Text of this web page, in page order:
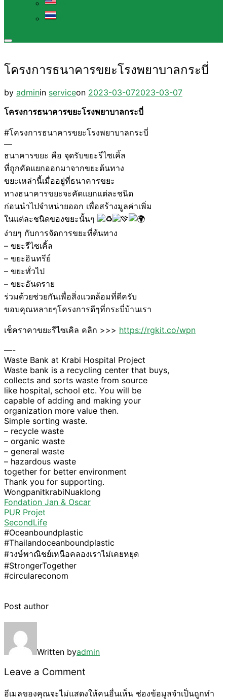
Toggle
navigation
โครงการธนาคารขยะโรงพยาบาลกระบี่
by adminin serviceon Posted
2023-03-072023-03-07
โครงการธนาคารขยะโรงพยาบาลกระบี่
#โครงการธนาคารขยะโรงพยาบาลกระบี่
—
ธนาคารขยะ คือ จุดรับขยะรีไซเคิ้ล
ที่ถูกคัดแยกออกมาจากขยะต้นทาง
ขยะเหล่านี้เมื่ออยู่ที่ธนาคารขยะ
ทางธนาคารขยะจะคัดแยกแต่ละชนิด
ก่อนนำไปจำหน่ายออก เพื่อสร้างมูลค่าเพิ่ม
ในแต่ละชนิดของขยะนั้นๆ
ง่ายๆ กับการจัดการขยะที่ต้นทาง
– ขยะรีไซเคิ้ล
– ขยะอินทรีย์
– ขยะทั่วไป
– ขยะอันตราย
ร่วมด้วยช่วยกันเพื่อสิ่งแวดล้อมที่ดีครับ
ขอบคุณหลายๆโครงการดีๆที่กระบี่บ้านเรา
เช็คราคาขยะรีไซเคิล คลิก >>> https://rgkit.co/wpn
—-
Waste Bank at Krabi Hospital Project
Waste bank is a recycling center that buys,
collects and sorts waste from source
like hospital, school etc. You will be
capable of adding and making your
organization more value then.
Simple sorting waste.
– recycle waste
– organic waste
– general waste
– hazardous waste
together for better environment
Thank you for supporting.
WongpanitkrabiNuaklong
Fondation Jan & Oscar
PUR Projet
SecondLife
#Oceanboundplastic
#Thailandoceanboundplastic
#วงษ์พาณิชย์เหนือคลองเราไม่เคยหยุด
#StrongerTogether
#circulareconom
Post author
Written byadmin
Leave a Comment
อีเมลของคุณจะไม่แสดงให้คนอื่นเห็น ช่องข้อมูลจำเป็นถูกทำ